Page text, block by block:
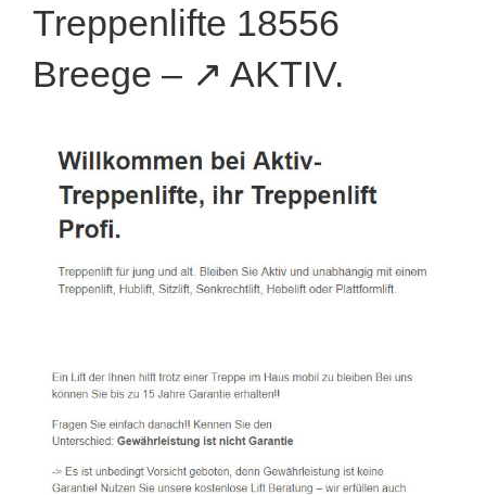
Treppenlifte 18556
Breege – ↗️ AKTIV.